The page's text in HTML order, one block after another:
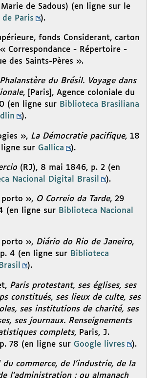
de Sadous) (en ligne sur le
Paris ).
fonds Considerant, carton
Correspondance - Répertoire -
des Saints-Pères ».
Phalanstère du Brésil. Voyage dans
, [Paris], Agence coloniale du
(en ligne sur Biblioteca Brasiliana
).
», La Démocratie pacifique, 18
sur Gallica ).
(RJ), 8 mai 1846, p. 2 (en
Nacional Digital Brasil ).
», O Correio da Tarde, 29
(en ligne sur Biblioteca Nacional
», Diário do Rio de Janeiro,
4 (en ligne sur Biblioteca
).
Paris protestant, ses églises, ses
constitués, ses lieux de culte, ses
ses institutions de charité, ses
ses journaux. Renseignements
complets, Paris, J.
78 (en ligne sur Google livres ).
commerce, de l’industrie, de la
l’administration : ou almanach